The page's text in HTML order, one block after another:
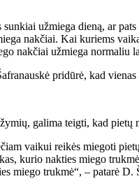
užmiega dieną, ar
nakčiai. Kai kuriems
nakčiai užmiega normaliu
pridūrė, kad
galima teigti, kad pietų
vaikui reikės miegoti
kurio nakties miego
miego trukmė“, – patarė D.